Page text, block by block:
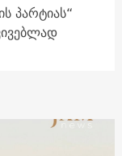
პარტიას“